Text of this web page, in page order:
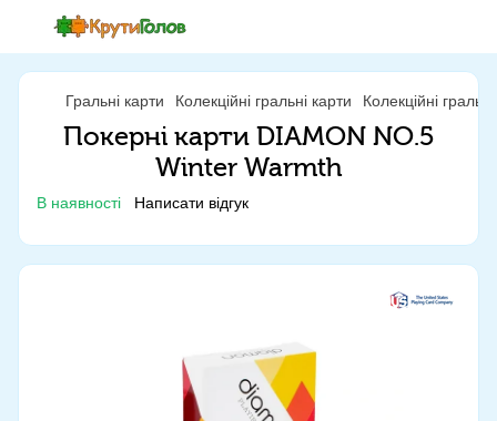
Гральні карти Колекційні гральні карти Колекційні
Покерні карти DIAMON NO.5
Winter Warmth
В наявності Написати відгук